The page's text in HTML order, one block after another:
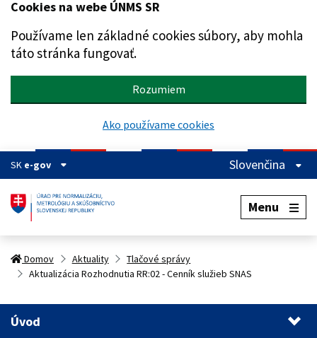
Preskočiť na hlavný obsah
Cookies na webe ÚNMS SR
Používame len základné cookies súbory, aby mohla
táto stránka fungovať.
Rozumiem
Ako používame cookies
SK e-gov Slovenčina
Menu
Domov Aktuality
Tlačové správy
Aktualizácia Rozhodnutia RR:02 - Cenník služieb SNAS
Úvod